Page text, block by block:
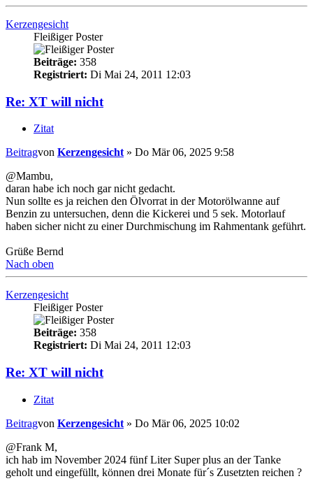
Kerzengesicht
Fleißiger Poster
Beiträge: 358
Registriert: Di Mai 24, 2011 12:03
Re: XT will nicht
Zitat
Beitragvon Kerzengesicht» Do Mär 06, 2025 9:58
@Mambu,
daran habe ich noch gar nicht gedacht.
Nun sollte es ja reichen den Ölvorrat in der Motorölwanne auf
Benzin zu untersuchen, denn die Kickerei und 5 sek. Motorlauf
haben sicher nicht zu einer Durchmischung im Rahmentank geführt.
Grüße Bernd
Nach oben
Kerzengesicht
Fleißiger Poster
Beiträge: 358
Registriert: Di Mai 24, 2011 12:03
Re: XT will nicht
Zitat
Beitragvon Kerzengesicht » Do Mär 06, 2025 10:02
@Frank M,
ich hab im November 2024 fünf Liter Super plus an der Tanke
geholt und eingefüllt, können drei Monate für´s Zusetzten reichen ?